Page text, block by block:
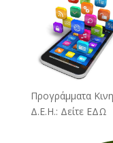
Προγράμματα
Δ.Ε.Η.: Δείτε ΕΔΩ